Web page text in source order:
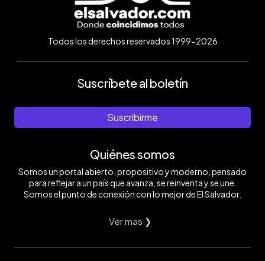
Todos los derechos reservados 1999-2026
Suscríbete al boletín
Suscribirme
Quiénes somos
Somos un portal abierto, propositivo y moderno, pensado
para reflejar a un país que avanza, se reinventa y se une.
Somos el punto de conexión con lo mejor de El Salvador.
Ver mas ❯